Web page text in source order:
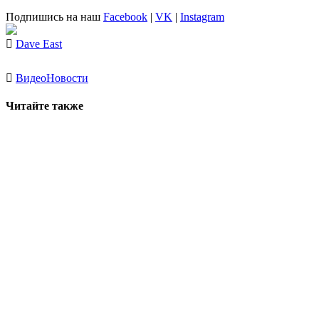
Подпишись на наш Facebook | VK | Instagram
Dave East
ВидеоНовости
Читайте также